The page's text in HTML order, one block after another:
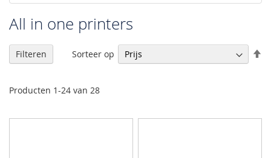
All in one printers
Producten 1-24 van 28
Sorteer op
Filteren